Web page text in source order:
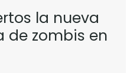
la nueva
de zombis en